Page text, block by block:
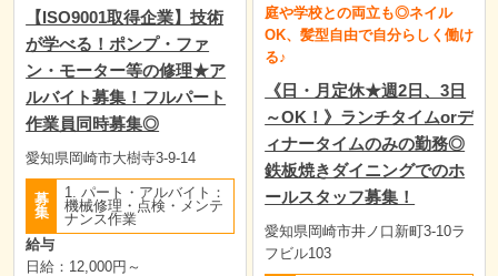
【ISO9001取得企業】技術
が学べる！ポンプ・ファ
ン・モーター等の修理★ア
ルバイト募集！フルパート
作業員同時募集◎
愛知県岡崎市大樹寺3-9-14
募
集
1. パート・アルバイト：
機械修理・点検・メンテ
ナンス作業
給与
日給：12,000円～
庭や学校との両立も◎ネイル
OK、髪型自由で自分らしく働け
る♪
《日・月定休★週2日、3日
～OK！》ランチタイムorデ
ィナータイムのみの勤務◎
鉄板焼きダイニングでのホ
ールスタッフ募集！
愛知県岡崎市井ノ口新町3-10ラ
フビル103